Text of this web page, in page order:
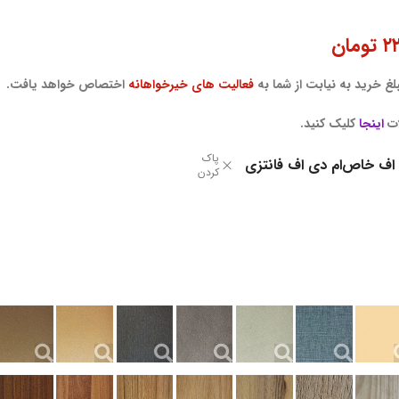
تومان
خرید به نیابت از شما به فعالیت های خیرخواهانه اختصاص خواهد یافت.
اینجا کلیک کنید.
اف خاصام دی اف فانتزی
پاک
کردن